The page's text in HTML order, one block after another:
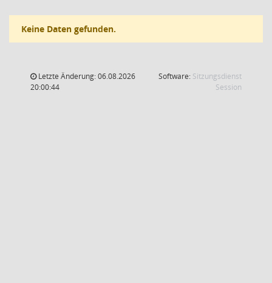
Keine Daten gefunden.
Letzte Änderung: 06.08.2026
20:00:44
Software: Sitzungsdienst
Session